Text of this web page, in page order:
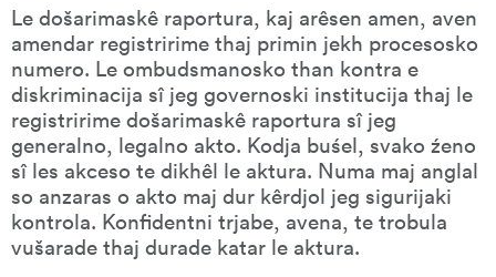
Le došarimaskê raportura, kaj arêsen amen, aven
amendar registririme thaj primin jekh procesosko
numero. Le ombudsmanosko than kontra e
diskriminacija sî jeg governoski institucija thaj le
registririme došarimaskê raportura sî jeg
generalno, legalno akto. Kodja buśel, svako źeno
sî les akceso te dikhêl le aktura. Numa maj anglal
so anzaras o akto maj dur kêrdjol jeg sigurijaki
kontrola. Konfidentni trjabe, avena, te trobula
vušarade thaj durade katar le aktura.